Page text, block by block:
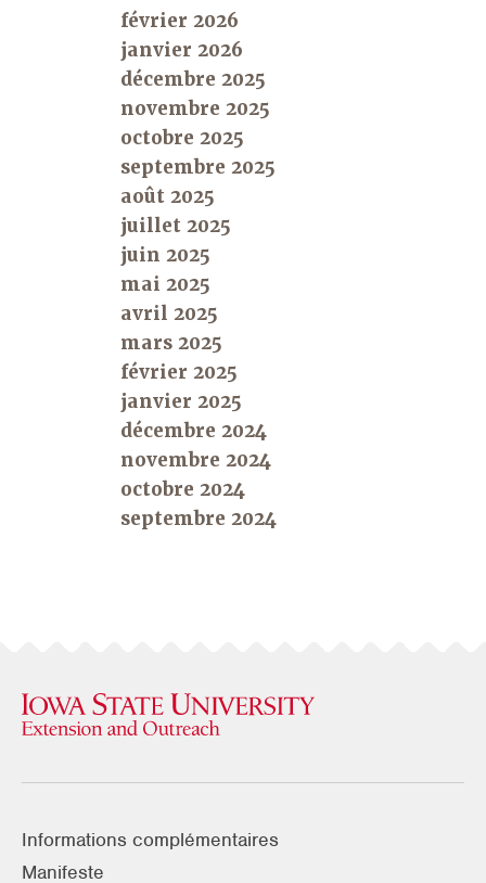
février 2026
janvier 2026
décembre 2025
novembre 2025
octobre 2025
septembre 2025
août 2025
juillet 2025
juin 2025
mai 2025
avril 2025
mars 2025
février 2025
janvier 2025
décembre 2024
novembre 2024
octobre 2024
septembre 2024
Informations complémentaires
Manifeste